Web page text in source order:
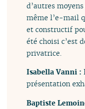
d’autres
même l’e-mail
et constructif
été choisi c’est
privatrice.
Isabella Vanni :
présentation
Baptiste